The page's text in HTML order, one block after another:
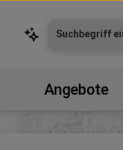
Angebote